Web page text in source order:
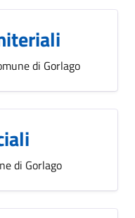
di Gorlago
di Gorlago